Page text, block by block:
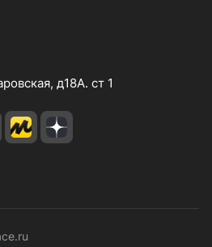
д18А. ст 1